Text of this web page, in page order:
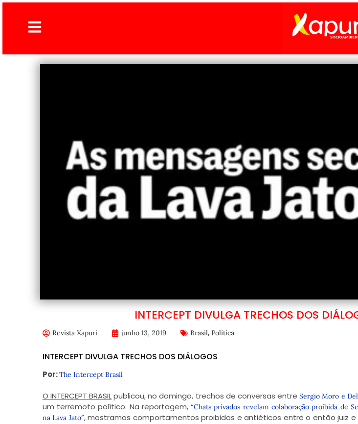
INTERCEPT DIVULGA TRECHOS DOS
Revista Xapuri junho 13, 2019 Brasil, Política
INTERCEPT DIVULGA TRECHOS DOS DIÁLOGOS
Por:The Intercept Brasil
O INTERCEPT BRASILpublicou, no domingo, trechos de conversas entreSergio Moro e
um terremoto político. Na reportagem, “Chats privados revelam colaboração proibida de
na Lava Jato”, mostramos comportamentos proibidos e antiéticos entre o então juiz